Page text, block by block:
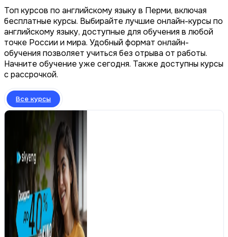
Топ курсов по английскому языку в Перми, включая
бесплатные курсы. Выбирайте лучшие онлайн-курсы по
английскому языку, доступные для обучения в любой
точке России и мира. Удобный формат онлайн-
обучения позволяет учиться без отрыва от работы.
Начните обучение уже сегодня. Также доступны курсы
с рассрочкой.
Все курсы